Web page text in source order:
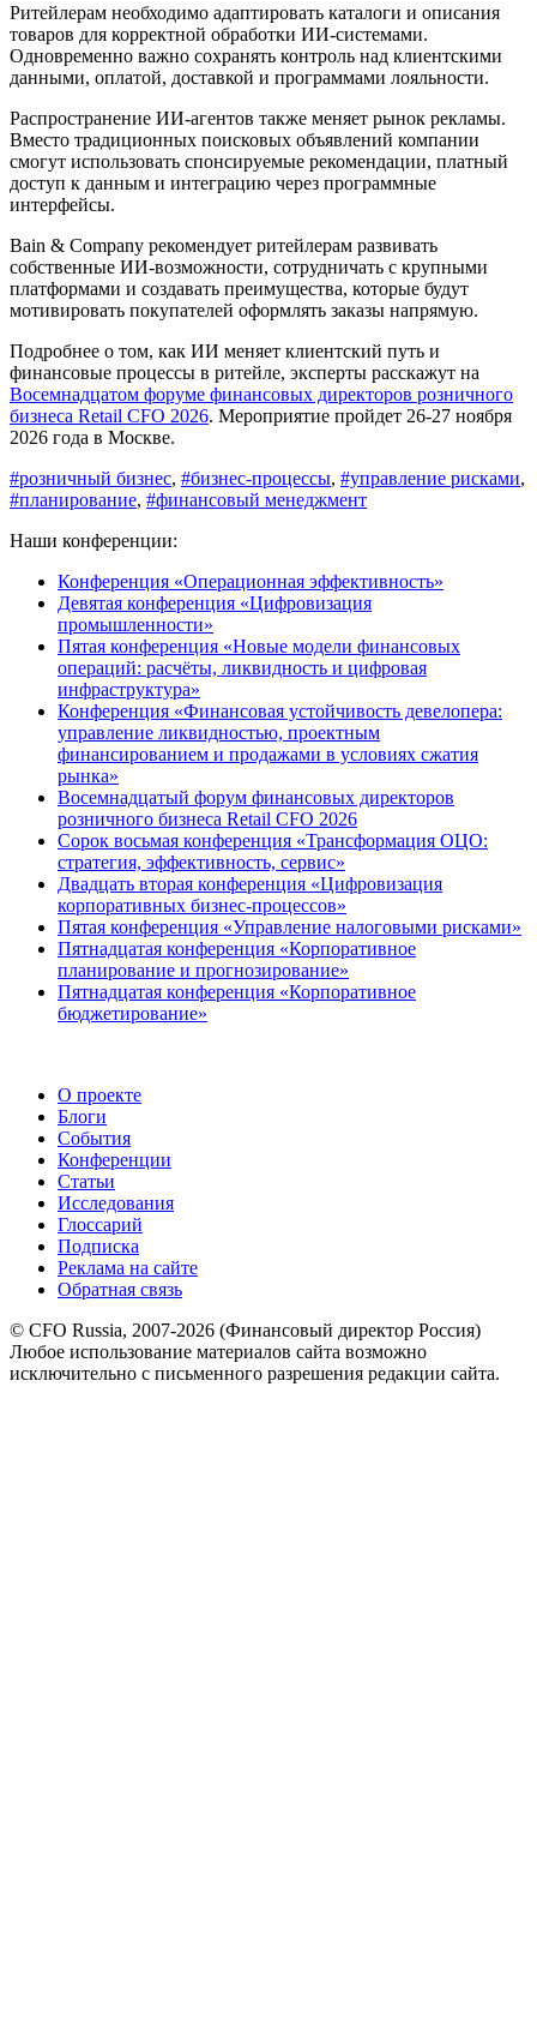
Ритейлерам необходимо адаптировать каталоги и описания
товаров для корректной обработки ИИ-системами.
Одновременно важно сохранять контроль над клиентскими
данными, оплатой, доставкой и программами лояльности.
Распространение ИИ-агентов также меняет рынок рекламы.
Вместо традиционных поисковых объявлений компании
смогут использовать спонсируемые рекомендации, платный
доступ к данным и интеграцию через программные
интерфейсы.
Bain & Company рекомендует ритейлерам развивать
собственные ИИ-возможности, сотрудничать с крупными
платформами и создавать преимущества, которые будут
мотивировать покупателей оформлять заказы напрямую.
Подробнее о том, как ИИ меняет клиентский путь и
финансовые процессы в ритейле, эксперты расскажут на
Восемнадцатом форуме финансовых директоров розничного
бизнеса Retail CFO 2026. Мероприятие пройдет 26-27 ноября
2026 года в Москве.
#розничный бизнес, #бизнес-процессы, #управление рисками,
#планирование, #финансовый менеджмент
Наши конференции:
Конференция «Операционная эффективность»
Девятая конференция «Цифровизация
промышленности»
Пятая конференция «Новые модели финансовых
операций: расчёты, ликвидность и цифровая
инфраструктура»
Конференция «Финансовая устойчивость девелопера:
управление ликвидностью, проектным
финансированием и продажами в условиях сжатия
рынка»
Восемнадцатый форум финансовых директоров
розничного бизнеса Retail CFO 2026
Сорок восьмая конференция «Трансформация ОЦО:
стратегия, эффективность, сервис»
Двадцать вторая конференция «Цифровизация
корпоративных бизнес-процессов»
Пятая конференция «Управление налоговыми рисками»
Пятнадцатая конференция «Корпоративное
планирование и прогнозирование»
Пятнадцатая конференция «Корпоративное
бюджетирование»
О проекте
Блоги
События
Конференции
Статьи
Исследования
Глоссарий
Подписка
Реклама на сайте
Обратная связь
© CFO Russia, 2007-2026 (Финансовый директор Россия)
Любое использование материалов сайта возможно
исключительно с письменного разрешения редакции сайта.